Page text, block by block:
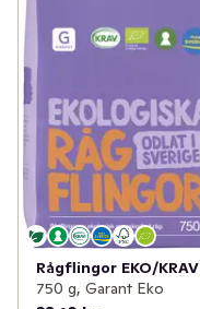
Rågflingor EKO/KRAV
750 g, Garant Eko